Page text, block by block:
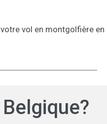
vol en montgolfière en